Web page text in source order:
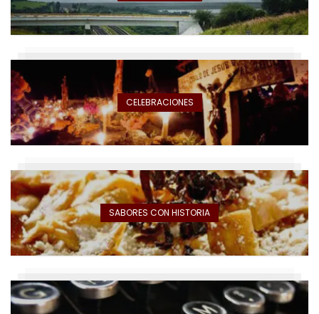
CELEBRACIONES
SABORES CON HISTORIA